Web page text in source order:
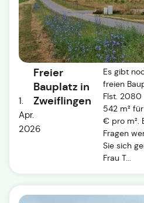
1.
Apr.
2026
Freier
Bauplatz in
Zweiflingen
Es gibt
freien
Flst.
542 m²
€ pro m².
Fragen
Sie sich
Frau T...